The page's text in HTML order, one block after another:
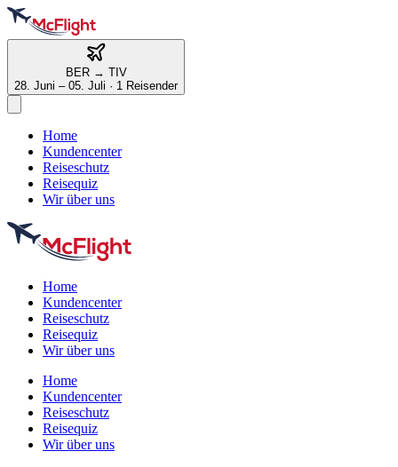
BER→ TIV
28. Juni – 05. Juli · 1 Reisender
Home
Kundencenter
Reiseschutz
Reisequiz
Wir über uns
Home
Kundencenter
Reiseschutz
Reisequiz
Wir über uns
Home
Kundencenter
Reiseschutz
Reisequiz
Wir über uns